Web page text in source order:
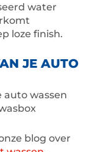
water
loze finish.
JE AUTO
auto wassen
blog over